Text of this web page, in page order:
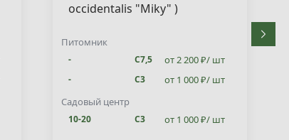
occidentalis "Miky" )
Питомник
- С7,5 от 2 200 ₽/ шт
- С3 от 1 000 ₽/ шт
10-20
Садовый центр
10-20 С3 от 1 000 ₽/ шт